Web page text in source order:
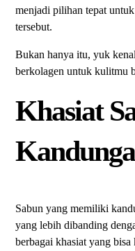
menjadi pilihan tepat
tersebut.
Bukan hanya itu, yuk
berkolagen untuk kulitmu
Khasiat
Sabun yang memiliki
yang lebih dibanding
berbagai khasiat yang bisa